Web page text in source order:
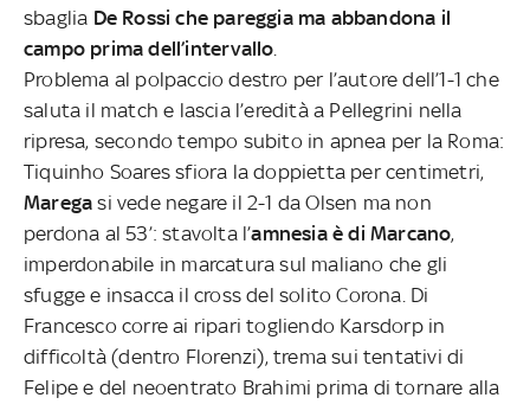
sbaglia De Rossi che pareggia ma abbandona il
campo prima dell’intervallo
Problema al polpaccio destro per l’autore dell’1-1 che
saluta il match e lascia l’eredità a Pellegrini nella
ripresa, secondo tempo subito in apnea per la Roma:
Tiquinho Soares sfiora la doppietta per centimetri,
Marega si vede negare il 2-1 da Olsen ma non
perdona al 53’: stavolta l’amnesia è di Marcano,
imperdonabile in marcatura sul maliano che gli
sfugge e insacca il cross del solito Corona. Di
Francesco corre ai ripari togliendo Karsdorp in
difficoltà (dentro Florenzi), trema sui tentativi di
Felipe e del neoentrato Brahimi prima di tornare alla